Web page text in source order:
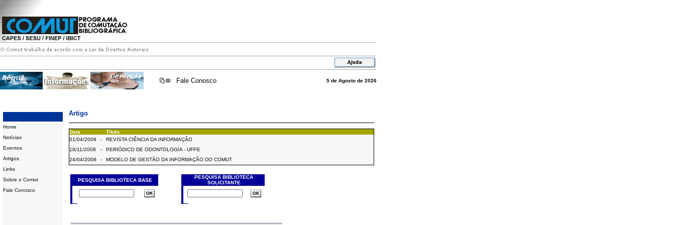
Fale Conosco 5 de Agosto de 2026
Home
Notícias
Eventos
Artigos
Links
Sobre o Comut
Fale Conosco
Artigo
Data
Título
01/04/2009
-
REVISTA CIÊNCIA DA INFORMAÇÃO
18/11/2008
-
PERIÓDICO DE ODONTOLOGIA - UFPE
24/04/2008
- MODELO DE GESTÃO DA INFORMAÇÃO DO COMUT
PESQUISA BIBLIOTECA BASE
PESQUISA BIBLIOTECA
SOLICITANTE